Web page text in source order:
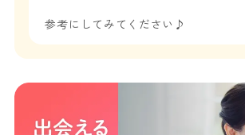
参考にしてみてください♪